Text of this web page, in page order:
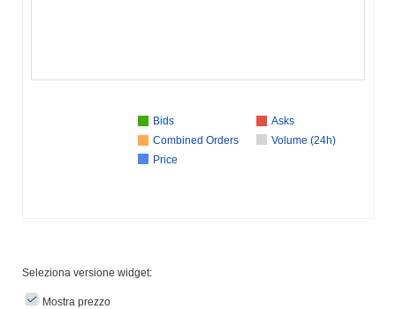
Bids
Asks
Combined Orders
Volume (24h)
Price
Seleziona versione widget:
Mostra prezzo